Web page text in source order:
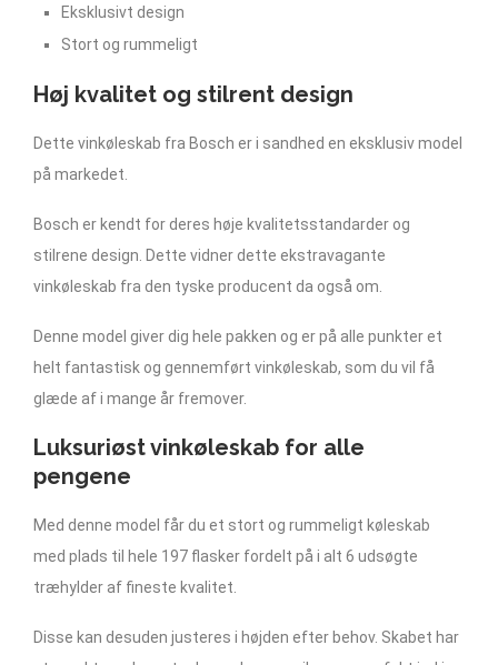
Eksklusivt design
Stort og rummeligt
Høj kvalitet og stilrent design
Dette vinkøleskab fra Bosch er i sandhed en eksklusiv model
på markedet.
Bosch er kendt for deres høje kvalitetsstandarder og
stilrene design. Dette vidner dette ekstravagante
vinkøleskab fra den tyske producent da også om.
Denne model giver dig hele pakken og er på alle punkter et
helt fantastisk og gennemført vinkøleskab, som du vil få
glæde af i mange år fremover.
Luksuriøst vinkøleskab for alle
pengene
Med denne model får du et stort og rummeligt køleskab
med plads til hele 197 flasker fordelt på i alt 6 udsøgte
træhylder af fineste kvalitet.
Disse kan desuden justeres i højden efter behov. Skabet har